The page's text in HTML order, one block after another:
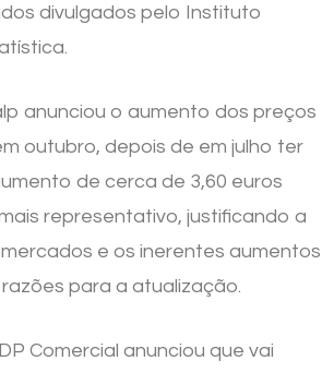
divulgados pelo Instituto
anunciou o aumento dos preços
outubro, depois de em julho ter
de cerca de 3,60 euros
representativo, justificando a
e os inerentes aumentos
para a atualização.
Comercial anunciou que vai